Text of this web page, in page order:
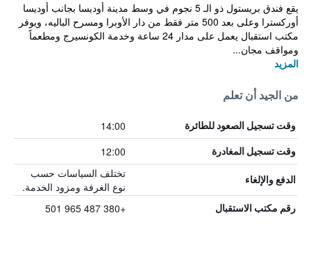
يقع فندق بريستول ذو الـ 5 نجوم في وسط مدينة أوديسا بجانب أوديسا
أوركسترا وعلى بعد 500 متر فقط من دار الأوبرا ومسرح الباليه، ويوفر
مكتب استقبال يعمل على مدار 24 ساعة وخدمة الكونسيرج ومطعماً
ومواقف مجان...
المزيد
من الجيد أن تعلم
وقت تسجيل الصعود للطائرة 14:00
وقت تسجيل المغادرة 12:00
الدفع والإلغاء
تختلف السياسات حسب
نوع الغرفة ومزود الخدمة.
رقم مكتب الاستقبال +380 487 965 501